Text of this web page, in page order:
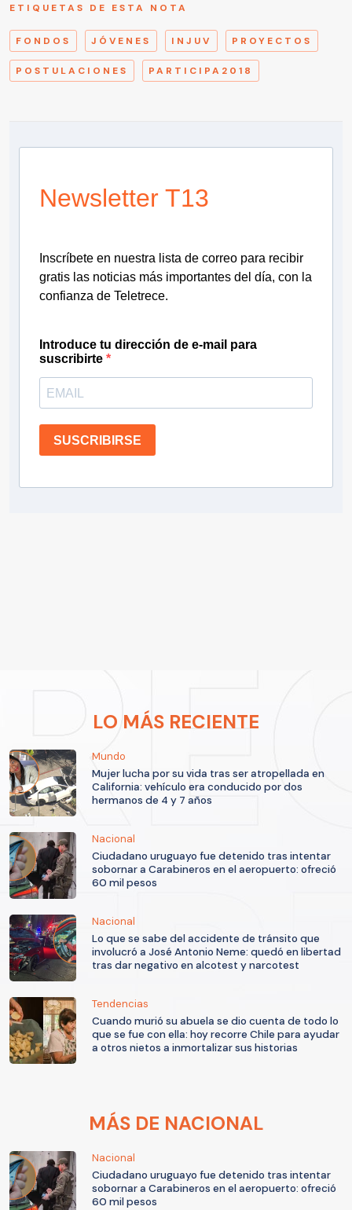
ETIQUETAS DE ESTA NOTA
FONDOS JÓVENES INJUV PROYECTOS
POSTULACIONES PARTICIPA2018
Newsletter T13
Inscríbete en nuestra lista de correo para recibir
gratis las noticias más importantes del día, con la
confianza de Teletrece.
Introduce tu dirección de e-mail para
suscribirte
SUSCRIBIRSE
LO MÁS RECIENTE
Mundo
Mujer lucha por su vida tras ser atropellada en
California: vehículo era conducido por dos
hermanos de 4 y 7 años
Nacional
Ciudadano uruguayo fue detenido tras intentar
sobornar a Carabineros en el aeropuerto: ofreció
60 mil pesos
Nacional
Lo que se sabe del accidente de tránsito que
involucró a José Antonio Neme: quedó en libertad
tras dar negativo en alcotest y narcotest
Tendencias
Cuando murió su abuela se dio cuenta de todo lo
que se fue con ella: hoy recorre Chile para ayudar
a otros nietos a inmortalizar sus historias
MÁS DE NACIONAL
Nacional
Ciudadano uruguayo fue detenido tras intentar
sobornar a Carabineros en el aeropuerto: ofreció
60 mil pesos